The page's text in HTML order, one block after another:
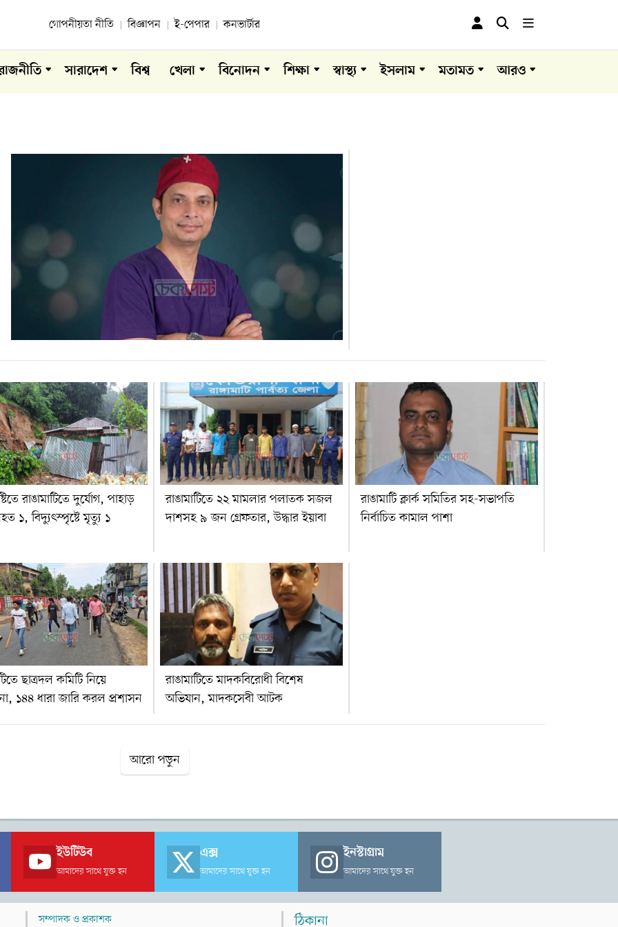
গোপনীয়তা নীতি বিজ্ঞাপন ই-পেপার কনভার্টার
সারাদেশ বিশ্ব খেলা বিনোদন শিক্ষা স্বাস্থ্য ইসলাম মতামত আরও
রাঙামাটিতে দুর্যোগ, পাহাড়
১, বিদ্যুৎস্পৃষ্টে মৃত্যু ১
রাঙামাটিতে ২২ মামলার পলাতক সজল
দাশসহ ৯ জন গ্রেফতার, উদ্ধার ইয়াবা
রাঙামাটি ক্লার্ক সমিতির সহ-সভাপতি
নির্বাচিত কামাল পাশা
ছাত্রদল কমিটি নিয়ে
১৪৪ ধারা জারি করল প্রশাসন
রাঙামাটিতে মাদকবিরোধী বিশেষ
অভিযান, মাদকসেবী আটক
আরো পড়ুন
ইউটিউব
আমাদের সাথে যুক্ত হন
এক্স
আমাদের সাথে যুক্ত হন
ইনস্টাগ্রাম
আমাদের সাথে যুক্ত হন
সম্পাদক ও প্রকাশক ঠিকানা